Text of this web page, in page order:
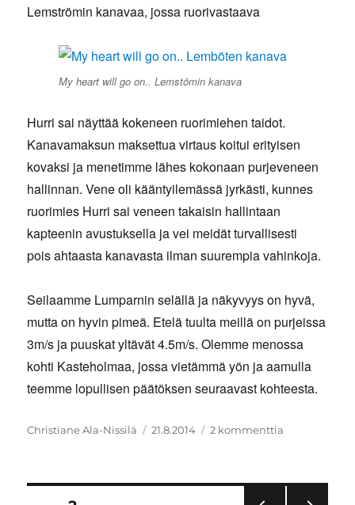
Lemströmin kanavaa, jossa ruorivastaava
My heart will go on.. Lemstömin kanava
Hurri sai näyttää kokeneen ruorimiehen taidot.
Kanavamaksun maksettua virtaus koitui erityisen
kovaksi ja menetimme lähes kokonaan purjeveneen
hallinnan. Vene oli kääntyilemässä jyrkästi, kunnes
ruorimies Hurri sai veneen takaisin hallintaan
kapteenin avustuksella ja vei meidät turvallisesti
pois ahtaasta kanavasta ilman suurempia vahinkoja.
Seilaamme Lumparnin selällä ja näkyvyys on hyvä,
mutta on hyvin pimeä. Etelä tuulta meillä on purjeissa
3m/s ja puuskat yltävät 4.5m/s. Olemme menossa
kohti Kasteholmaa, jossa vietämmä yön ja aamulla
teemme lopullisen päätöksen seuraavast kohteesta.
Kirjoittaja
Christiane Ala-Nissilä Julkaistu
21.8.2014 2 kommenttia